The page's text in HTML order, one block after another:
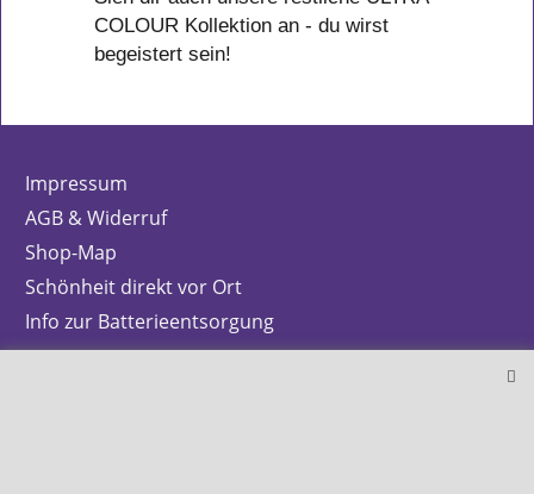
COLOUR Kollektion an - du wirst
begeistert sein!
Impressum
AGB & Widerruf
Shop-Map
Schönheit direkt vor Ort
Info zur Batterieentsorgung